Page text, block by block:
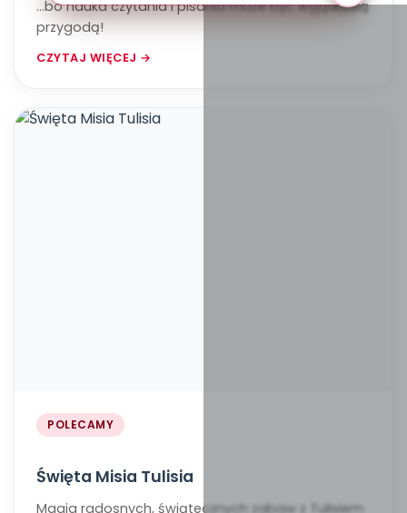
...bo nauka czytania i pisania może być wyjątkową
przygodą!
CZYTAJ WIĘCEJ →
POLECAMY
Święta Misia Tulisia
Magia radosnych, świątecznych zabaw z Tulisiem